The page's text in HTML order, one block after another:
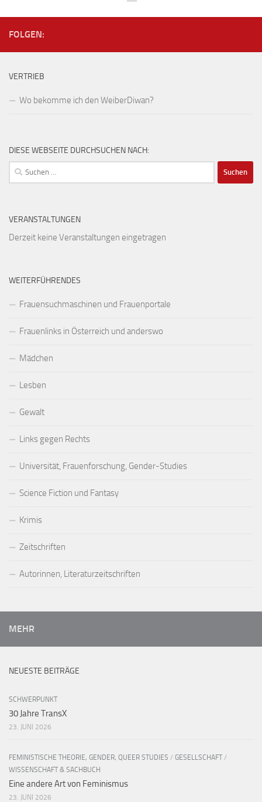
FOLGEN:
VERTRIEB
Wo bekomme ich den WeiberDiwan?
DIESE WEBSEITE DURCHSUCHEN NACH:
Suchen
nach:
VERANSTALTUNGEN
Derzeit keine Veranstaltungen eingetragen
WEITERFÜHRENDES
Frauensuchmaschinen und Frauenportale
Frauenlinks in Österreich und anderswo
Mädchen
Lesben
Gewalt
Links gegen Rechts
Universität, Frauenforschung, Gender-Studies
Science Fiction und Fantasy
Krimis
Zeitschriften
Autorinnen, Literaturzeitschriften
MEHR
NEUESTE BEITRÄGE
SCHWERPUNKT
30 Jahre TransX
23. JUNI 2026
FEMINISTISCHE THEORIE, GENDER, QUEER STUDIES / GESELLSCHAFT /
WISSENSCHAFT & SACHBUCH
Eine andere Art von Feminismus
23. JUNI 2026